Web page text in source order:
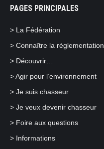
opens
window
opens
window
opens
window
PAGES PRINCIPALES
> La Fédération
> Connaître la réglementation
> Découvrir…
> Agir pour l’environnement
> Je suis chasseur
> Je veux devenir chasseur
> Foire aux questions
> Informations